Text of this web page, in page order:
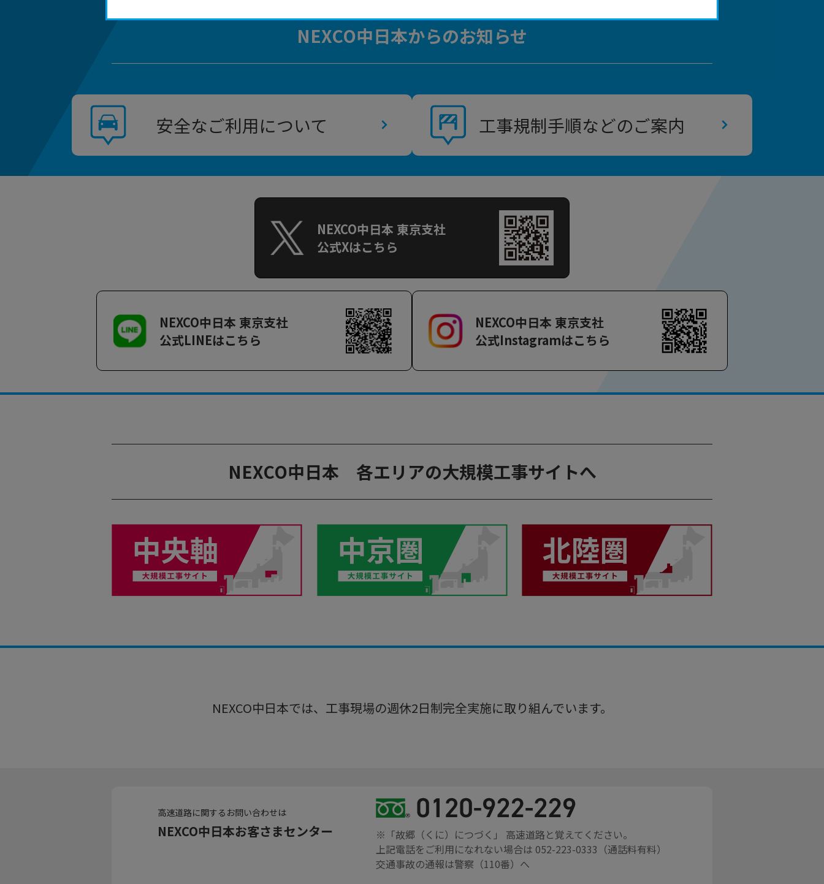
NEXCO中日本からのお知らせ
安全なご利用について 工事規制手順などのご案内
NEXCO中日本 東京支社
公式Xはこちら
NEXCO中日本 東京支社
公式LINEはこちら
NEXCO中日本 東京支社
公式Instagramはこちら
NEXCO中日本 各エリアの大規模工事サイトへ
NEXCO中日本では、 工事現場の週休2日制完全実施に取り組んでいます。
高速道路に関するお問い合わせは
NEXCO中日本お客さまセンター
※「故郷（くに）につづく」 高速道路と覚えてください。
上記電話をご利用になれない場合は 052-223-0333（通話料有料）
交通事故の通報は警察（110番）へ